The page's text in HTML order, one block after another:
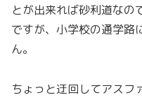
とが出来れば砂利道なの
ですが、小学校の通学路
ん。
ちょっと迂回してアスフ